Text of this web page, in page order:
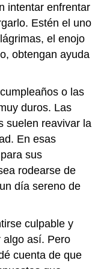
intentar enfrentar
Estén el uno
el enojo
obtengan ayuda
o las
duros. Las
suelen reavivar la
En esas
sus
rodearse de
día sereno de
culpable y
algo así. Pero
cuenta de que